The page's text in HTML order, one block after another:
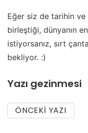
Eğer siz de tarihin
birleştiği, dünyanın
istiyorsanız, sırt
bekliyor. :)
Yazı gezinmesi
ÖNCEKI YAZI